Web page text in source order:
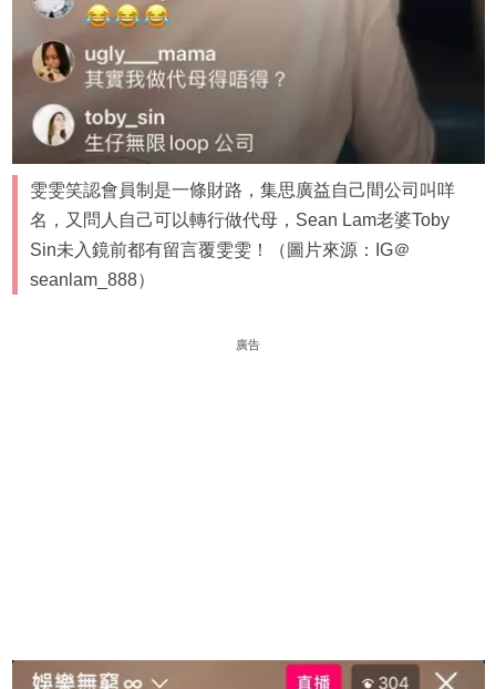
雯雯笑認會員制是一條財路，集思廣益自己間公司叫咩
名，又問人自己可以轉行做代母，Sean Lam老婆Toby
Sin未入鏡前都有留言覆雯雯！（圖片來源：IG＠
seanlam_888）
廣告